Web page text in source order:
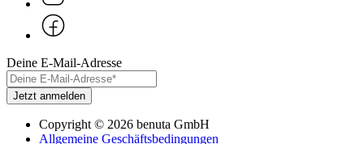
Deine E-Mail-Adresse
Jetzt anmelden
Copyright© 2026 benuta GmbH
Allgemeine Geschäftsbedingungen